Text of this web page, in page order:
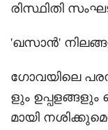
രിസ്ഥിതി
'ഖസാൻ'
ഗോവയിലെ
ളും
മായി